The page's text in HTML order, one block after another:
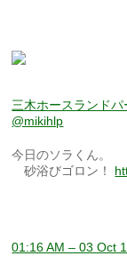
三木ホースランドパ
@mikihlp
今日のソラくん。
砂浴びゴロン！
01:16 AM – 03 Oct